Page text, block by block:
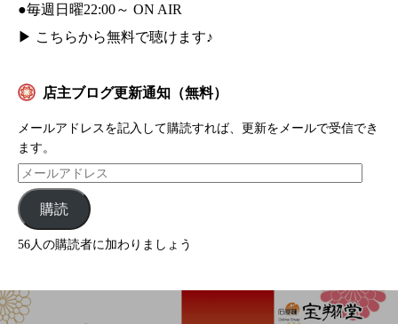
●毎週日曜22:00～ ON AIR
▶ こちらから無料で聴けます♪
店主ブログ更新通知（無料）
メールアドレスを記入して購読すれば、更新をメールで受信でき
ます。
購読
56人の購読者に加わりましょう